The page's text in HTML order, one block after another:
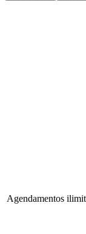
Agendamentos